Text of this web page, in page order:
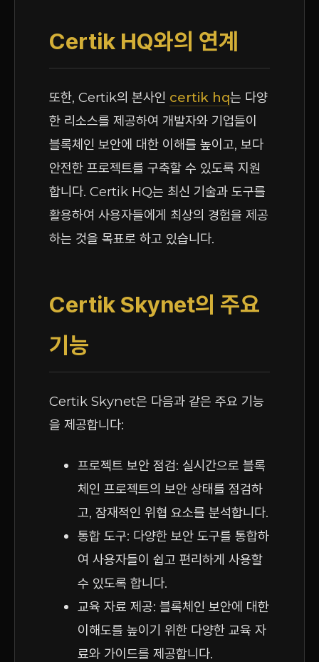
Certik HQ와의 연계
또한, Certik의 본사인 certik hq는 다양
한 리소스를 제공하여 개발자와 기업들이
블록체인 보안에 대한 이해를 높이고, 보다
안전한 프로젝트를 구축할 수 있도록 지원
합니다. Certik HQ는 최신 기술과 도구를
활용하여 사용자들에게 최상의 경험을 제공
하는 것을 목표로 하고 있습니다.
Certik Skynet의 주요
기능
Certik Skynet은 다음과 같은 주요 기능
을 제공합니다:
프로젝트 보안 점검: 실시간으로 블록
체인 프로젝트의 보안 상태를 점검하
고, 잠재적인 위협 요소를 분석합니다.
통합 도구: 다양한 보안 도구를 통합하
여 사용자들이 쉽고 편리하게 사용할
수 있도록 합니다.
교육 자료 제공: 블록체인 보안에 대한
이해도를 높이기 위한 다양한 교육 자
료와 가이드를 제공합니다.